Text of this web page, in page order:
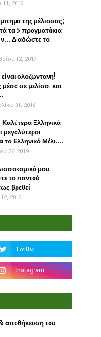
11, 2016
της μέλισσας;
τα 5 πραγματάκια
Διαδώστε το
12, 2017
ολοζώντανη!
σε μελίσσι και
01, 2016
Καλύτερα Ελληνικά
μεγαλύτεροι
το Ελληνικό Μέλι....
26, 2019
μου
το παντού
βρεθεί
2016
αποθήκευση του